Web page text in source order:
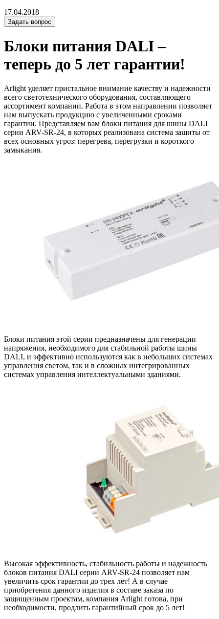
17.04.2018
Задать вопрос
Блоки питания DALI –
теперь до 5 лет гарантии!
Arlight уделяет пристальное внимание качеству и надежности
всего светотехнического оборудования, составляющего
ассортимент компании. Работа в этом направлении позволяет
нам выпускать продукцию с увеличенными сроками
гарантии. Представляем вам блоки питания для шины DALI
серии ARV-SR-24, в которых реализована система защиты от
всех основных угроз: перегрева, перегрузки и короткого
замыкания.
Блоки питания этой серии предназначены для генерации
напряжения, необходимого для стабильной работы шины
DALI, и эффективно используются как в небольших системах
управления светом, так и в сложных интегрированных
системах управления интеллектуальными зданиями.
Высокая эффективность, стабильность работы и надежность
блоков питания DALI серии ARV-SR-24 позволяет нам
увеличить срок гарантии до трех лет! А в случае
приобретения данного изделия в составе заказа по
защищенным проектам, компания Arlight готова, при
необходимости, продлить гарантийный срок до 5 лет!